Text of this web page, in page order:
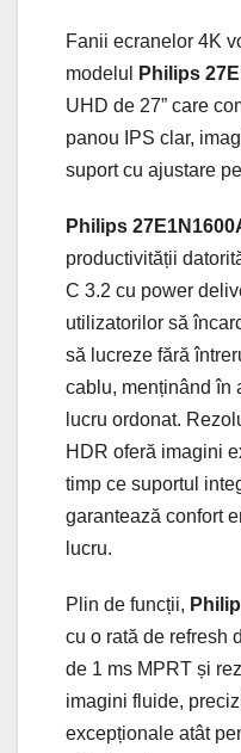
Fanii ecranelor 4K
modelul
Philips
UHD de 27” care
panou IPS clar,
suport cu ajustare
Philips
productivității
C 3.2 cu power
utilizatorilor să
să lucreze fără
cablu, menținând în
lucru ordonat.
HDR oferă imagini
timp ce suportul
garantează confort
lucru.
Plin de funcții,
cu o rată de refresh
de 1 ms MPRT și
imagini fluide,
excepționale atât